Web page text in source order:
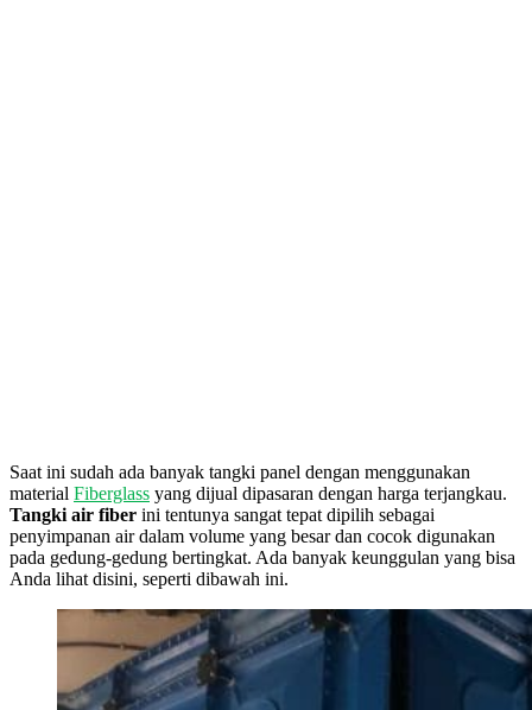
Saat ini sudah ada banyak tangki panel dengan menggunakan
material Fiberglass yang dijual dipasaran dengan harga terjangkau.
Tangki air fiber ini tentunya sangat tepat dipilih sebagai
penyimpanan air dalam volume yang besar dan cocok digunakan
pada gedung-gedung bertingkat. Ada banyak keunggulan yang bisa
Anda lihat disini, seperti dibawah ini.